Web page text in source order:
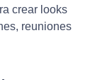
crear looks
reuniones